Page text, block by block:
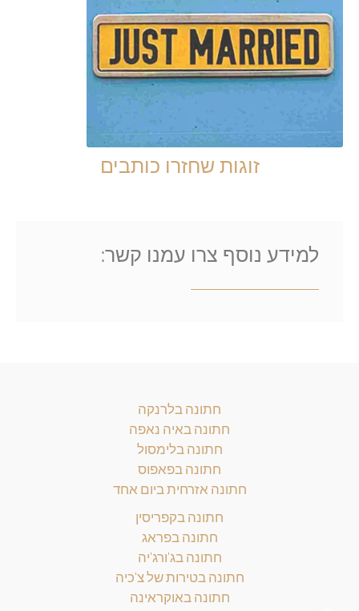
זוגות שחזרו כותבים
למידע נוסף צרו עמנו קשר:
חתונה בלרנקה
חתונה באיה נאפה
חתונה בלימסול
חתונה בפאפוס
חתונה אזרחית ביום אחד
חתונה בקפריסין
חתונה בפראג
חתונה בג'ורג'יה
חתונה בטירות של צ'כיה
חתונה באוקראינה